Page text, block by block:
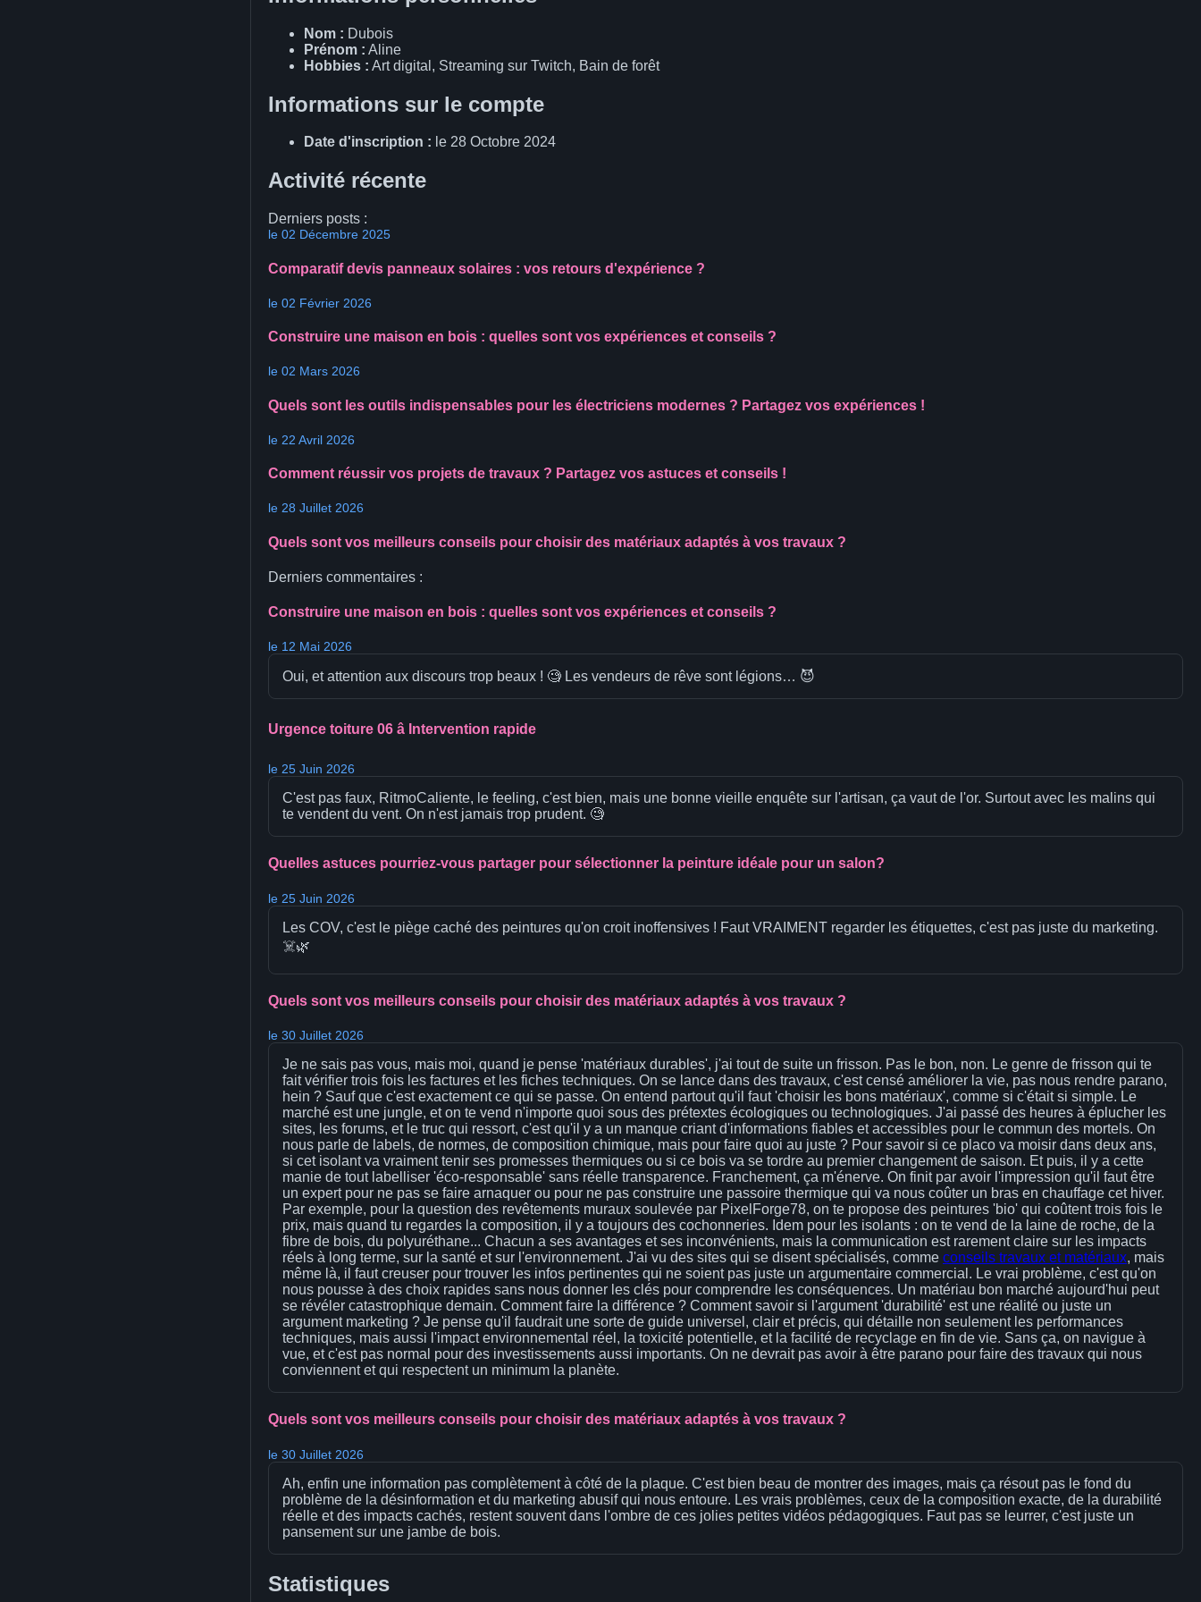
Nom : Dubois
Prénom : Aline
Hobbies : Art digital, Streaming sur Twitch, Bain de forêt
Informations sur le compte
Date d'inscription : le 28 Octobre 2024
Activité récente
Derniers posts :
le 02 Décembre 2025
Comparatif devis panneaux solaires : vos retours d'expérience ?
le 02 Février 2026
Construire une maison en bois : quelles sont vos expériences et conseils ?
le 02 Mars 2026
Quels sont les outils indispensables pour les électriciens modernes ? Partagez vos expériences !
le 22 Avril 2026
Comment réussir vos projets de travaux ? Partagez vos astuces et conseils !
le 28 Juillet 2026
Quels sont vos meilleurs conseils pour choisir des matériaux adaptés à vos travaux ?
Derniers commentaires :
Construire une maison en bois : quelles sont vos expériences et conseils ?
le 12 Mai 2026
Oui, et attention aux discours trop beaux ! 🧐 Les vendeurs de rêve sont légions… 😈
Urgence toiture 06 â Intervention rapide
le 25 Juin 2026
C'est pas faux, RitmoCaliente, le feeling, c'est bien, mais une bonne vieille enquête sur l'artisan, ça vaut de l'or. Surtout avec les malins qui
te vendent du vent. On n'est jamais trop prudent. 🧐
Quelles astuces pourriez-vous partager pour sélectionner la peinture idéale pour un salon?
le 25 Juin 2026
Les COV, c'est le piège caché des peintures qu'on croit inoffensives ! Faut VRAIMENT regarder les étiquettes, c'est pas juste du marketing.
☠️🌿
Quels sont vos meilleurs conseils pour choisir des matériaux adaptés à vos travaux ?
le 30 Juillet 2026
Je ne sais pas vous, mais moi, quand je pense 'matériaux durables', j'ai tout de suite un frisson. Pas le bon, non. Le genre de frisson qui te
fait vérifier trois fois les factures et les fiches techniques. On se lance dans des travaux, c'est censé améliorer la vie, pas nous rendre parano,
hein ? Sauf que c'est exactement ce qui se passe. On entend partout qu'il faut 'choisir les bons matériaux', comme si c'était si simple. Le
marché est une jungle, et on te vend n'importe quoi sous des prétextes écologiques ou technologiques. J'ai passé des heures à éplucher les
sites, les forums, et le truc qui ressort, c'est qu'il y a un manque criant d'informations fiables et accessibles pour le commun des mortels. On
nous parle de labels, de normes, de composition chimique, mais pour faire quoi au juste ? Pour savoir si ce placo va moisir dans deux ans,
si cet isolant va vraiment tenir ses promesses thermiques ou si ce bois va se tordre au premier changement de saison. Et puis, il y a cette
manie de tout labelliser 'éco-responsable' sans réelle transparence. Franchement, ça m'énerve. On finit par avoir l'impression qu'il faut être
un expert pour ne pas se faire arnaquer ou pour ne pas construire une passoire thermique qui va nous coûter un bras en chauffage cet hiver.
Par exemple, pour la question des revêtements muraux soulevée par PixelForge78, on te propose des peintures 'bio' qui coûtent trois fois le
prix, mais quand tu regardes la composition, il y a toujours des cochonneries. Idem pour les isolants : on te vend de la laine de roche, de la
fibre de bois, du polyuréthane... Chacun a ses avantages et ses inconvénients, mais la communication est rarement claire sur les impacts
réels à long terme, sur la santé et sur l'environnement. J'ai vu des sites qui se disent spécialisés, comme conseils travaux et matériaux, mais
même là, il faut creuser pour trouver les infos pertinentes qui ne soient pas juste un argumentaire commercial. Le vrai problème, c'est qu'on
nous pousse à des choix rapides sans nous donner les clés pour comprendre les conséquences. Un matériau bon marché aujourd'hui peut
se révéler catastrophique demain. Comment faire la différence ? Comment savoir si l'argument 'durabilité' est une réalité ou juste un
argument marketing ? Je pense qu'il faudrait une sorte de guide universel, clair et précis, qui détaille non seulement les performances
techniques, mais aussi l'impact environnemental réel, la toxicité potentielle, et la facilité de recyclage en fin de vie. Sans ça, on navigue à
vue, et c'est pas normal pour des investissements aussi importants. On ne devrait pas avoir à être parano pour faire des travaux qui nous
conviennent et qui respectent un minimum la planète.
Quels sont vos meilleurs conseils pour choisir des matériaux adaptés à vos travaux ?
le 30 Juillet 2026
Ah, enfin une information pas complètement à côté de la plaque. C'est bien beau de montrer des images, mais ça résout pas le fond du
problème de la désinformation et du marketing abusif qui nous entoure. Les vrais problèmes, ceux de la composition exacte, de la durabilité
réelle et des impacts cachés, restent souvent dans l'ombre de ces jolies petites vidéos pédagogiques. Faut pas se leurrer, c'est juste un
pansement sur une jambe de bois.
Statistiques